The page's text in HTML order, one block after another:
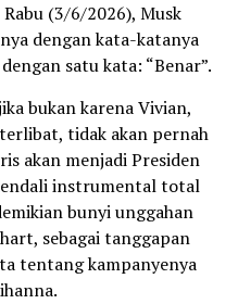
(3/6/2026), Musk
dengan kata-katanya
satu kata: “Benar”.
bukan karena Vivian,
tidak akan pernah
akan menjadi Presiden
instrumental total
bunyi unggahan
sebagai tanggapan
tentang kampanyenya